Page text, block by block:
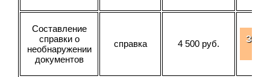
Составление
справки о
необнаружении
документов
справка 4 500 руб.